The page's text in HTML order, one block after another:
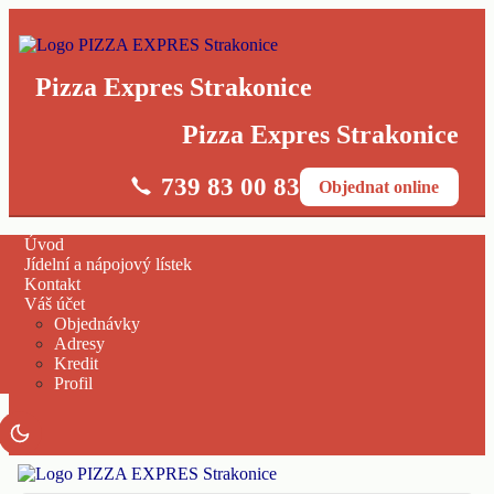
Pizza Expres Strakonice
Pizza Expres Strakonice
739 83 00 83
Objednat online
Úvod
Jídelní a nápojový lístek
Kontakt
Váš účet
Objednávky
Adresy
Kredit
Profil